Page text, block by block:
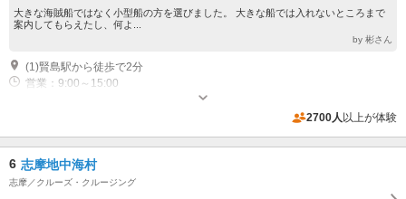
大きな海賊船ではなく小型船の方を選びました。 大きな船では入れないところまで
案内してもらえたし、何よ...
by 彬さん
(1)賢島駅から徒歩で2分
営業：9:00～15:00
2700人 以上が体験
6 志摩地中海村
志摩／クルーズ・クルージング